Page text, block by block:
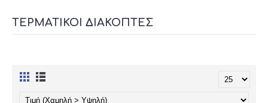
ΤΕΡΜΑΤΙΚΟΊ ΔΙΑΚΌΠΤΕΣ